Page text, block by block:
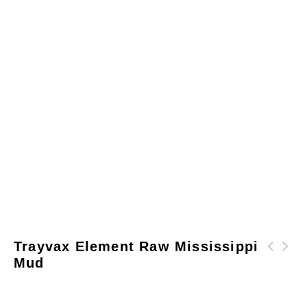
Trayvax Element Raw Mississippi
Mud